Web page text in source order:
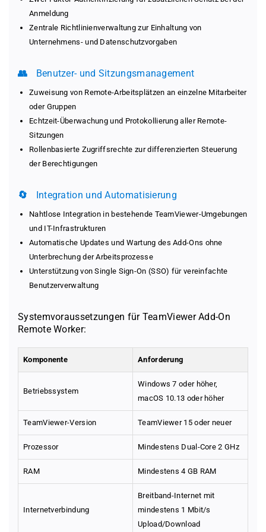
Anmeldung
Zentrale Richtlinienverwaltung zur Einhaltung von
Unternehmens- und Datenschutzvorgaben
👥 Benutzer- und Sitzungsmanagement
Zuweisung von Remote-Arbeitsplätzen an einzelne Mitarbeiter
oder Gruppen
Echtzeit-Überwachung und Protokollierung aller Remote-
Sitzungen
Rollenbasierte Zugriffsrechte zur differenzierten Steuerung
der Berechtigungen
🔄 Integration und Automatisierung
Nahtlose Integration in bestehende TeamViewer-Umgebungen
und IT-Infrastrukturen
Automatische Updates und Wartung des Add-Ons ohne
Unterbrechung der Arbeitsprozesse
Unterstützung von Single Sign-On (SSO) für vereinfachte
Benutzerverwaltung
Systemvoraussetzungen für TeamViewer Add-On
Remote Worker:
Komponente Anforderung
Betriebssystem
Windows 7 oder höher,
macOS 10.13 oder höher
TeamViewer-Version TeamViewer 15 oder neuer
Prozessor Mindestens Dual-Core 2 GHz
RAM Mindestens 4 GB RAM
Internetverbindung
Breitband-Internet mit
mindestens 1 Mbit/s
Upload/Download